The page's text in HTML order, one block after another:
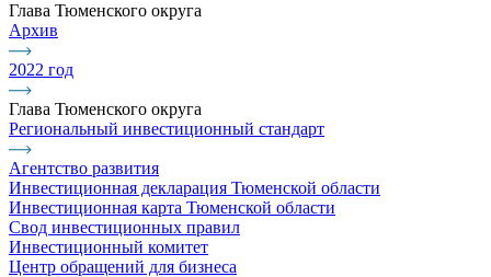
Глава Тюменского округа
Архив
2022 год
Глава Тюменского округа
Региональный инвестиционный стандарт
Агентство развития
Инвестиционная декларация Тюменской области
Инвестиционная карта Тюменской области
Свод инвестиционных правил
Инвестиционный комитет
Центр обращений для бизнеса